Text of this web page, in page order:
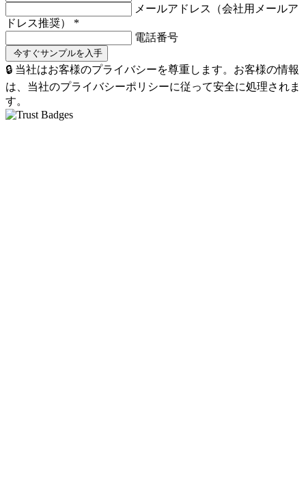
メールアドレス（会社用メールア
ドレス推奨） *
電話番号
🔒 当社はお客様のプライバシーを尊重します。お客様の情報
は、当社のプライバシーポリシーに従って安全に処理されま
す。